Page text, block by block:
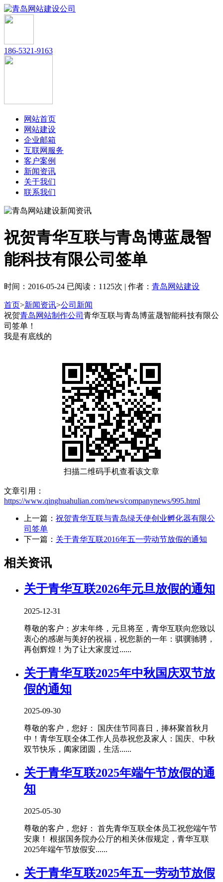
186-5321-9163
网站首页
网站建设
企业邮箱
互联网服务
客户案例
新闻资讯
关于我们
联系我们
祝贺青华互联与青岛博蓝晟智
能科技有限公司签单
时间：2016-05-24 已阅读：1125次 | 作者： 青岛网站建设
首页>新闻资讯>公司新闻
祝贺青岛网站制作公司 青华互联与青岛博蓝晟智能科技有限公
司签单！
我是有底线的
扫描二维码手机查看该文章
文章引用：
https://www.qinghuahulian.com/news/companynews/995.html
上一篇： 祝贺青华互联与青岛绿天使创业孵化器有限公
司签单
下一篇： 关于青华互联2016年五一劳动节放假的通知
相关资讯
关于青华互联2026年元旦放假的通知
2025-12-31
尊敬的客户：岁末年终，元旦将至，青华互联向您致以
衷心的感谢与美好的祝福，祝您新的一年：骐骥驰骋，
再创辉煌！为了让大家度过......
关于青华互联2025年中秋国庆双节放
假的通知
2025-09-30
尊敬的客户，您好： 国庆佳节同喜日，捧杯聚首秋月
中！青华互联全体工作人员恭祝您及家人：国庆、中秋
双节快乐，阖家团圆，生活......
关于青华互联2025年端午节放假的通
知
2025-05-30
尊敬的客户，您好： 首先青华互联全体员工祝您端午节
安康！ 根据国务院办公厅的相关休假规定，青华互联
2025年端午节放假安......
关于青华互联2025年五一劳动节放假